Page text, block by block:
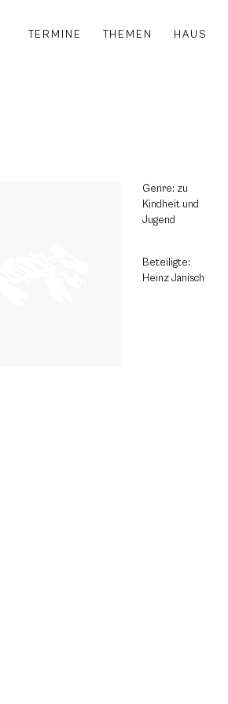
TERMINE THEMEN HAUS
Genre: zu
Kindheit und
Jugend
Beteiligte:
Heinz Janisch